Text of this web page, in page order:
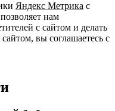
Яндекс Метрика с
нам
с сайтом и делать
вы соглашаетесь с